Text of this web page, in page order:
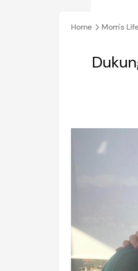
Home Mom's